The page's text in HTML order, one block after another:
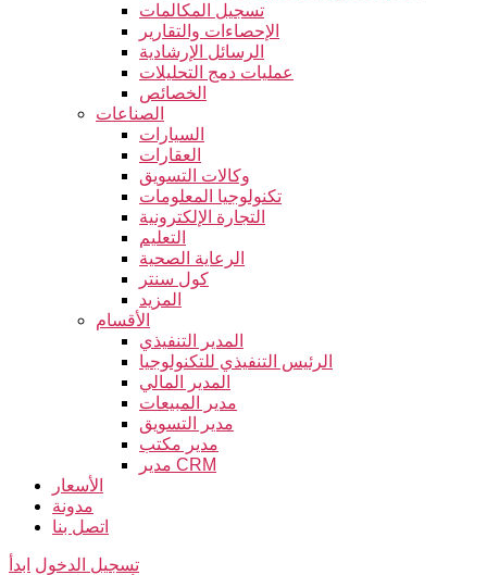
تسجيل المكالمات
الإحصاءات والتقارير
الرسائل الإرشادية
عمليات دمج التحليلات
الخصائص
الصناعات
السيارات
العقارات
وكالات التسويق
تكنولوجيا المعلومات
التجارة الإلكترونية
التعليم
الرعاية الصحية
كول سنتر
المزيد
الأقسام
المدير التنفيذي
الرئيس التنفيذي للتكنولوجيا
المدير المالي
مدير المبيعات
مدير التسويق
مدير مكتب
مدير CRM
الأسعار
مدونة
اتصل بنا
تسجيل الدخول ابدأ